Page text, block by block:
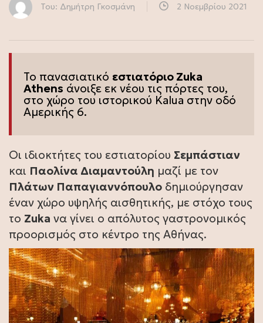
Του: Δημήτρη Γκοσμάνη 2 Νοεμβρίου 2021
Το πανασιατικό εστιατόριο Zuka
Athens άνοιξε εκ νέου τις πόρτες του,
στο χώρο του ιστορικού Kalua στην οδό
Αμερικής 6.
Οι ιδιοκτήτες του εστιατορίου Σεμπάστιαν
και Παολίνα Διαμαντούλη μαζί με τον
Πλάτων Παπαγιαννόπουλο δημιούργησαν
έναν χώρο υψηλής αισθητικής, με στόχο τους
το Zuka να γίνει ο απόλυτος γαστρονομικός
προορισμός στο κέντρο της Αθήνας.